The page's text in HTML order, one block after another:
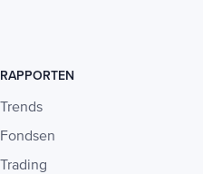
RAPPORTEN
Trends
Fondsen
Trading